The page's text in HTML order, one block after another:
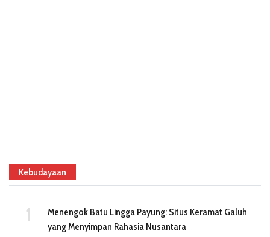
Kebudayaan
Menengok Batu Lingga Payung: Situs Keramat Galuh
yang Menyimpan Rahasia Nusantara